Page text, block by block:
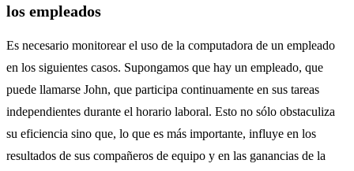
los empleados
Es necesario monitorear el uso de la computadora de un empleado
en los siguientes casos. Supongamos que hay un empleado, que
puede llamarse John, que participa continuamente en sus tareas
independientes durante el horario laboral. Esto no sólo obstaculiza
su eficiencia sino que, lo que es más importante, influye en los
resultados de sus compañeros de equipo y en las ganancias de la